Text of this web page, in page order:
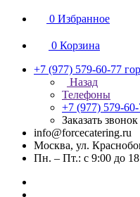
0 Избранное
0 Корзина
+7 (977) 579-60-77
Назад
Телефоны
+7 (977) 579-
Заказать звонок
info@forcecatering.ru
Москва, ул.
Пн. – Пт.: с 9:00 до